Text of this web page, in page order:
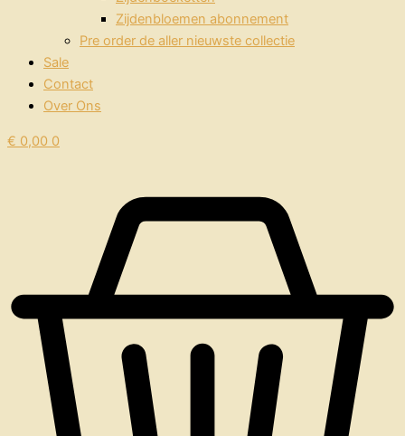
Zijdenbloemen abonnement
Pre order de aller nieuwste collectie
Sale
Contact
Over Ons
€ 0,00 0